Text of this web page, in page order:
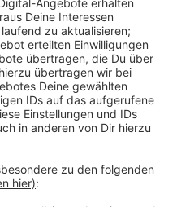
der Baustellenzufahrt
führt dann über die
Zudem ist die
hat von hier aus